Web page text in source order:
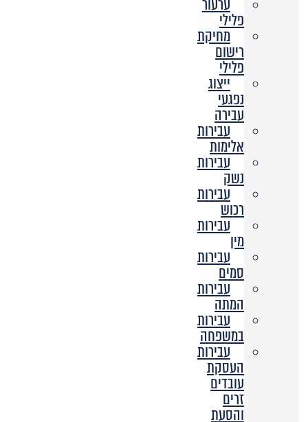
פלילי
מחיקת
רישום
פלילי
ייצוג
נפגעי
עבירה
עבירות
אלימות
עבירות
נשק
עבירות
רכוש
עבירות
מין
עבירות
סמים
עבירות
המתה
עבירות
במשפחה
עבירות
העסקת
עובדים
זרים
והסעת